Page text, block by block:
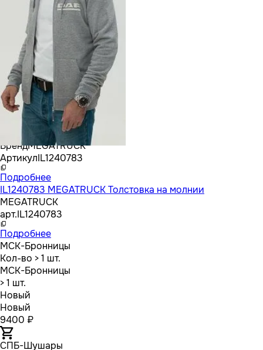
БрендMEGATRUCK
АртикулIL1240783
Подробнее
IL1240783 MEGATRUCK Толстовка на молнии
MEGATRUCK
арт.IL1240783
Подробнее
МСК-Бронницы
Кол-во > 1 шт.
МСК-Бронницы
> 1 шт.
Новый
Новый
9400 ₽
СПБ-Шушары